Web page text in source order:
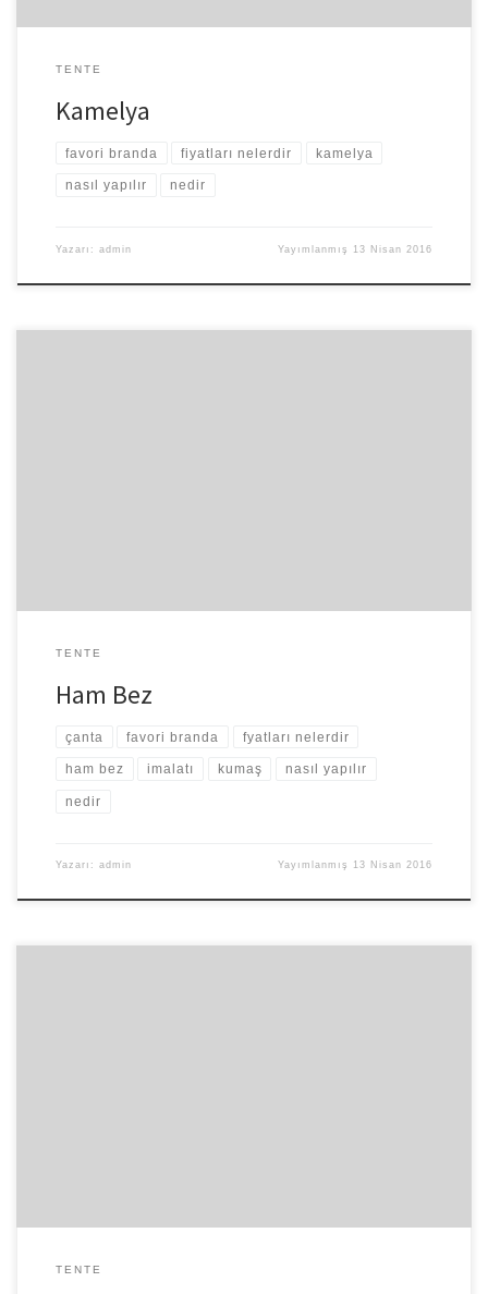
TENTE
Kamelya
favori branda fiyatları nelerdir kamelya
nasıl yapılır nedir
Yazarı: admin Yayımlanmış 13 Nisan 2016
TENTE
Ham Bez
çanta favori branda fyatları nelerdir
ham bez imalatı kumaş nasıl yapılır
nedir
Yazarı: admin Yayımlanmış 13 Nisan 2016
TENTE